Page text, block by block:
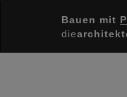
Bauen mit
die